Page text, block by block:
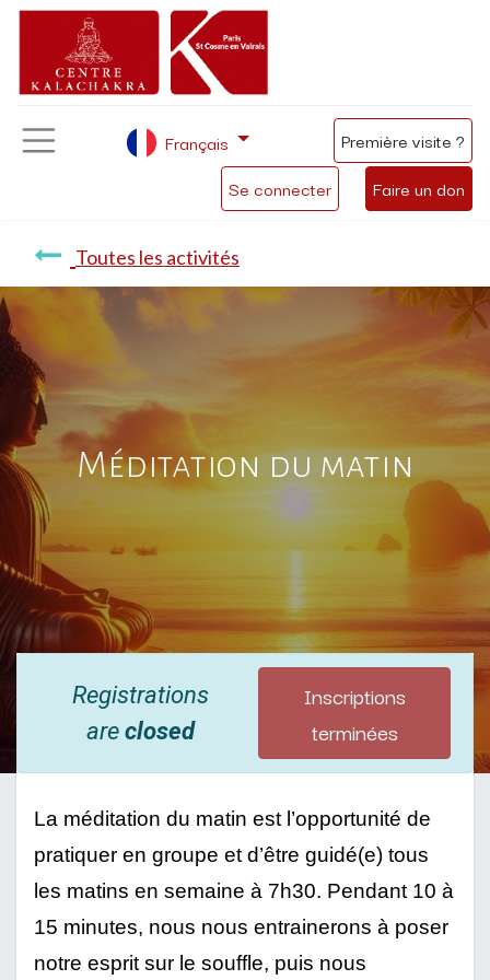
Se connecter Faire un don
Français Première visite ?
Toutes les activités
Méditation du matin
Registrations
areclosed
Inscriptions
terminées
La méditation du matin est l’opportunité de
pratiquer en groupe et d’être guidé(e) tous
les matins en semaine à 7h30. Pendant 10 à
15 minutes, nous nous entrainerons à poser
notre esprit sur le souffle, puis nous